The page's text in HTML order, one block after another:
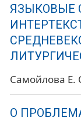
ЯЗЫКОВЫЕ
Самойлова Е.
О